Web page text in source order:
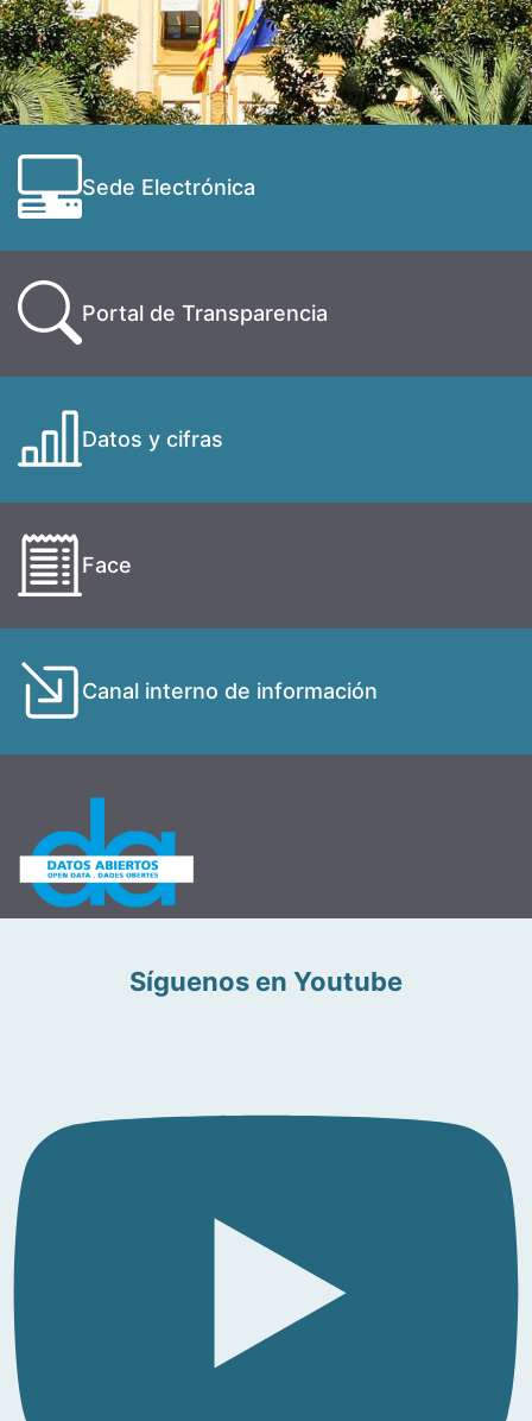
Sede Electrónica
Portal de Transparencia
Datos y cifras
Face
Canal interno de información
Síguenos en Youtube